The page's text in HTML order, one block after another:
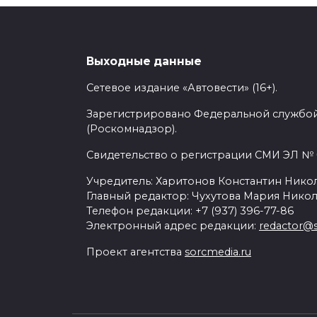
могут попасть в ДТП из-за поломки
Это уже стало причиной около
В рамках отзыва в транспортных
Выходные данные
Сетевое издание «Автовести» (16+).
Зарегистрировано Федеральной
(Роскомнадзор).
Свидетельство о регистрации СМИ ЭЛ №
Учредитель: Харитонов Константин
Главный редактор: Чухутова Мария
Телефон редакции: +7 (937) 396-77-86
Электронный адрес редакции:
Проект агентства sorcmedia.ru